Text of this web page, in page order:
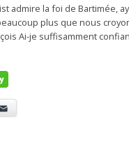
admire la foi de Bartimée,
plus que nous
Ai-je suffisamment